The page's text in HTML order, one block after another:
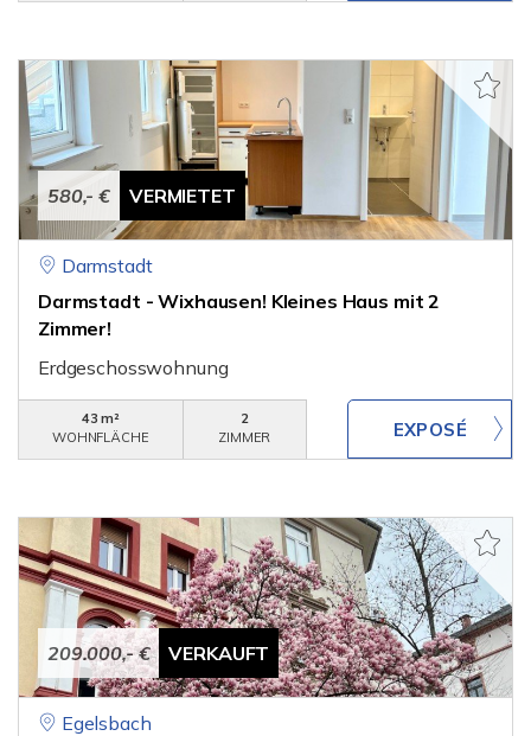
580,- € VERMIETET
Darmstadt
Darmstadt - Wixhausen! Kleines Haus mit 2
Zimmer!
Erdgeschosswohnung
43 m²
WOHNFLÄCHE
2
ZIMMER
209.000,- € VERKAUFT
Egelsbach